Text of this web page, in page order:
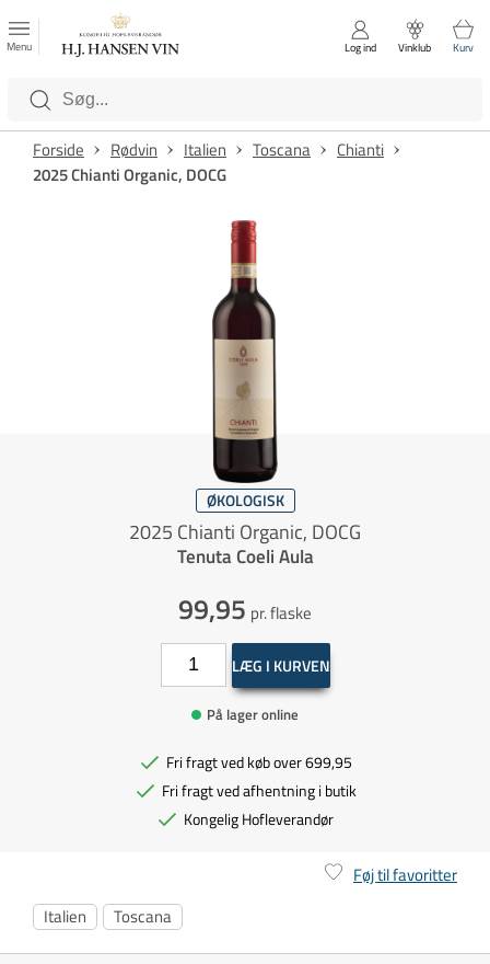
Luk
Kategorier
Menu Log ind Vinklub Kurv
Forside Rødvin Italien Toscana
Chianti
2025 Chianti Organic, DOCG
ØKOLOGISK
2025 Chianti Organic, DOCG
Tenuta Coeli Aula
99,95 pr. flaske
LÆG I KURVEN
På lager online
Fri fragt ved køb over 699,95
Fri fragt ved afhentning i butik
Kongelig Hofleverandør
Føj til favoritter
Italien
Toscana